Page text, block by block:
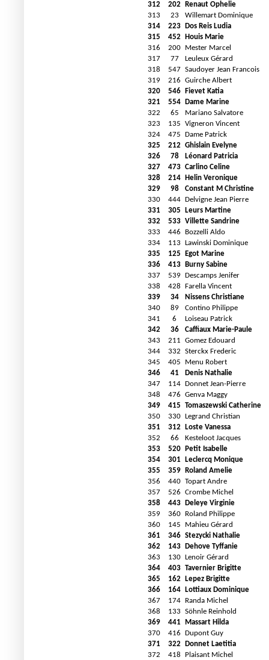
312
202
Renaut Ophelie
313
23
Willemart Dominique
314
223
Dos Reis Ludia
315
452
Houis Marie
316
200
Mester Marcel
317
77
Leuleux Gérard
318
547 Saudoyer Jean Francois
319
216
Guirche Albert
320
546
Fievet Katia
321
554
Dame Marine
322
65
Mariano Salvatore
323
135
Vigneron Vincent
324
475
Dame Patrick
325
212 Ghislain Evelyne
326
78
Léonard Patricia
327
473 Carlino Celine
328
214
Helin Veronique
329
98
Constant M Christine
330
444
Delvigne Jean Pierre
331
305
Leurs Martine
332
533 Villette Sandrine
333
446
Bozzelli Aldo
334
113
Lawinski Dominique
335
125
Egot Marine
336
413
Burny Sabine
337
539
Descamps Jenifer
338
428
Farella Vincent
339
34
Nissens Christiane
340
89
Contino Philippe
341
6
Loiseau Patrick
342
36
Caffiaux Marie-Paule
343
211
Gomez Edouard
344
332
Sterckx Frederic
345
405
Menu Robert
346
41
Denis Nathalie
347
114
Donnet Jean-Pierre
348
476
Genva Maggy
349
415
Tomaszewski Catherine
350
330
Legrand Christian
351
312
Loste Vanessa
352
66
Kesteloot Jacques
353
520
Petit Isabelle
354
301
Leclercq Monique
355
359
Roland Amelie
356
440 Topart Andre
357
526
Crombe Michel
358
443
Deleye Virginie
359
360
Roland Philippe
360
145
Mahieu Gérard
361
346 Stezycki Nathalie
362
143
Dehove Tyffanie
363
130
Lenoir Gérard
364
403 Tavernier Brigitte
365
162
Lepez Brigitte
366
164
Lottiaux Dominique
367
174
Randa Michel
368
133
Söhnle Reinhold
369
441
Massart Hilda
370
416
Dupont Guy
371
322
Donnet Laetitia
372
418 Plaisant Michel